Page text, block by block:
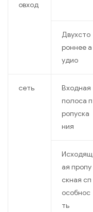
овход
Двухсто
роннее а
удио
сеть
Входная
полоса п
ропуска
ния
Исходящ
ая пропу
скная сп
особнос
ть